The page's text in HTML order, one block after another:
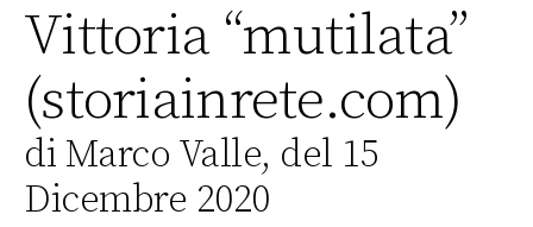
Vittoria “mutilata”
(storiainrete.com)
di Marco Valle, del 15
Dicembre 2020